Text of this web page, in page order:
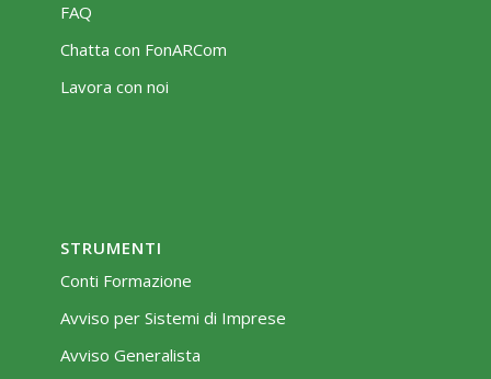
FAQ
Chatta con FonARCom
Lavora con noi
STRUMENTI
Conti Formazione
Avviso per Sistemi di Imprese
Avviso Generalista